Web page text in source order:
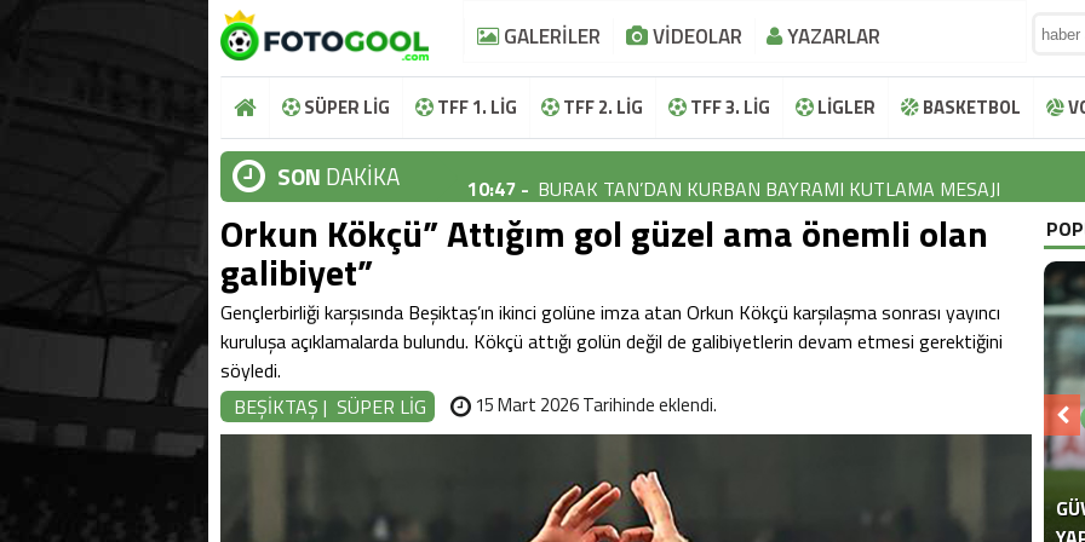
GALERİLER VİDEOLAR YAZARLAR
SÜPER LİG TFF 1. LİG TFF 2. LİG TFF 3. LİG LİGLER BASKETBOL
SON DAKİKA 10:47 -
BURAK TAN’DAN KURBAN BAYRAMI KUTLAMA MESAJI
10:44 - İBRAHİM HALİL KOÇER’DEN KURBAN BAYRAMI KUTLAMA
LOKMAN NAROĞLU’NDAN KURBAN BAYRAMI KUTLAMA MESAJI
10:36 - EFTAL KORKMAZ’DAN KURBAN BAYRAMI KUTLAMA MESAJI
10:47 - BURAK TAN’DAN KURBAN BAYRAMI KUTLAMA MESAJI
İBRAHİM HALİL KOÇER’DEN KURBAN BAYRAMI KUTLAMA
LOKMAN NAROĞLU’NDAN KURBAN BAYRAMI KUTLAMA MESAJI
Orkun Kökçü” Attığım gol güzel ama önemli olan
galibiyet”
Gençlerbirliği karşısında Beşiktaş’ın ikinci golüne imza atan Orkun Kökçü karşılaşma sonrası yayıncı
kuruluşa açıklamalarda bulundu. Kökçü attığı golün değil de galibiyetlerin devam etmesi gerektiğini
söyledi.
BEŞİKTAŞ | SÜPER LİG 15 Mart 2026 Tarihinde eklendi.